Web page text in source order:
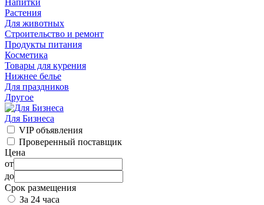
Растения
Для животных
Строительство и ремонт
Продукты питания
Косметика
Товары для курения
Нижнее белье
Для праздников
Другое
Для Бизнеса
VIP объявления
Проверенный поставщик
Цена
от
до
Срок размещения
За 24 часа